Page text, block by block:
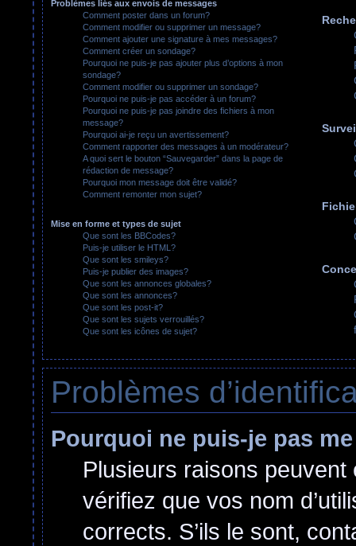
Problèmes liés aux envois de messages
Comment poster dans un forum?
Comment modifier ou supprimer un message?
Comment ajouter une signature à mes messages?
Comment créer un sondage?
Pourquoi ne puis-je pas ajouter plus d’options à mon
sondage?
Comment modifier ou supprimer un sondage?
Pourquoi ne puis-je pas accéder à un forum?
Pourquoi ne puis-je pas joindre des fichiers à mon
message?
Pourquoi ai-je reçu un avertissement?
Comment rapporter des messages à un modérateur?
A quoi sert le bouton “Sauvegarder” dans la page de
rédaction de message?
Pourquoi mon message doit être validé?
Comment remonter mon sujet?
Mise en forme et types de sujet
Que sont les BBCodes?
Puis-je utiliser le HTML?
Que sont les smileys?
Puis-je publier des images?
Que sont les annonces globales?
Que sont les annonces?
Que sont les post-it?
Que sont les sujets verrouillés?
Que sont les icônes de sujet?
Problèmes
Pourquoi ne puis-je pas
Plusieurs raisons
vérifiez que vos nom
corrects. S’ils le sont,